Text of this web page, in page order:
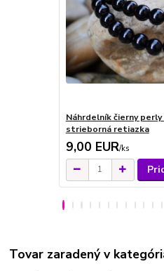
Náhrdelník čierny
strieborná retiazka
9,00 EUR/ks
Tovar zaradený v